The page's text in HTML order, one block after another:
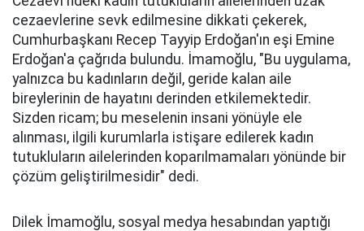
cezaevlerine sevk edilmesine dikkati çekerek,
Cumhurbaşkanı Recep Tayyip Erdoğan'ın eşi Emine
Erdoğan'a çağrıda bulundu. İmamoğlu, "Bu uygulama,
yalnızca bu kadınların değil, geride kalan aile
bireylerinin de hayatını derinden etkilemektedir.
Sizden ricam; bu meselenin insani yönüyle ele
alınması, ilgili kurumlarla istişare edilerek kadın
tutukluların ailelerinden koparılmamaları yönünde bir
çözüm geliştirilmesidir" dedi.
Dilek İmamoğlu, sosyal medya hesabından yaptığı